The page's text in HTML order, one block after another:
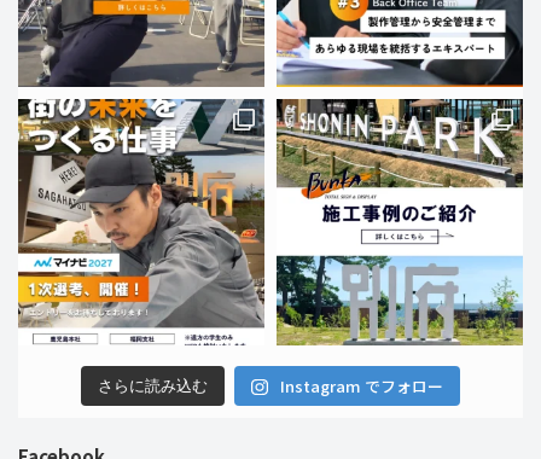
さらに読み込む Instagram でフォロー